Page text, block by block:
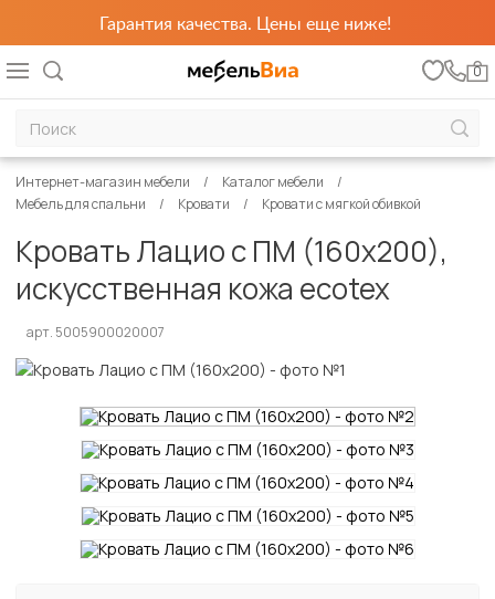
Гарантия качества. Цены еще ниже!
0
Интернет-магазин мебели
Каталог мебели
Мебель для спальни
Кровати Кровати с мягкой обивкой
Кровать Лацио с ПМ (160х200),
искусственная кожа ecotex
арт. 5005900020007